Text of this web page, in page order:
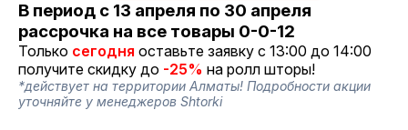
Имя *
Номер телефона
В период с 13 апреля по 30 апреля
рассрочка на все товары 0-0-12
Только сегодня оставьте заявку с 13:00 до 14:00
получите скидку до -25% на ролл шторы!
*действует на территории Алматы! Подробности акции
уточняйте у менеджеров Shtorki